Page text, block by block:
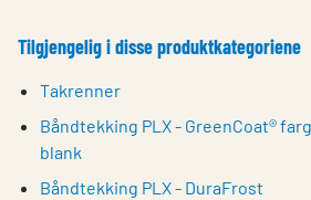
Tilgjengelig i disse produktkategoriene
Takrenner
Båndtekking PLX - GreenCoat®
blank
Båndtekking PLX - DuraFrost